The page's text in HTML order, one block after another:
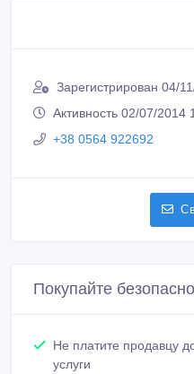
Зарегистрирован 04/
Активность 02/07/2014
+38 0564 922692
Покупайте безопасно
Не платите продавцу
услуги